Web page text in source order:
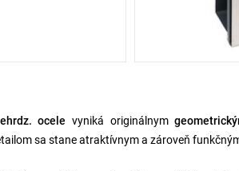
ocele vyniká originálnym
sa stane atraktívnym a zároveň